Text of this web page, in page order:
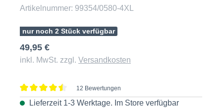
Artikelnummer: 99354/0580-4XL
nur noch 2 Stück verfügbar
49,95 €
inkl. MwSt. zzgl. Versandkosten
Durchschnittliche Bewertung von 4.5 von 5 Sternen
12 Bewertungen
Lieferzeit 1-3 Werktage. Im Store verfügbar